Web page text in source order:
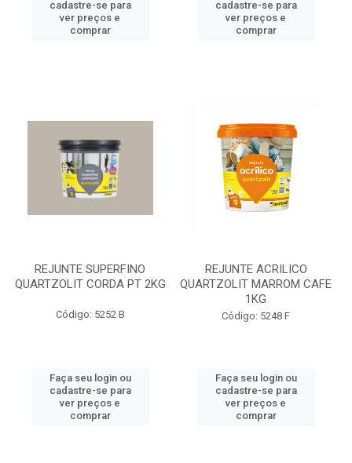
cadastre-se para
ver preços e
comprar
cadastre-se para
ver preços e
comprar
REJUNTE SUPERFINO
QUARTZOLIT CORDA PT 2KG
Código: 5252 B
Faça seu login ou
cadastre-se para
ver preços e
comprar
REJUNTE ACRILICO
QUARTZOLIT MARROM CAFE
1KG
Código: 5248 F
Faça seu login ou
cadastre-se para
ver preços e
comprar